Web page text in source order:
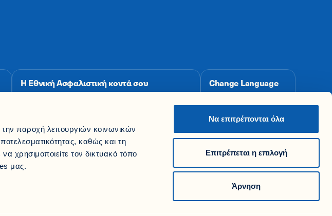
παροχή λειτουργιών κοινωνικών
καθώς και τη
χρησιμοποιείτε τον δικτυακό τόπο
μας.
Να επιτρέπονται όλα
Επιτρέπεται η επιλογή
Άρνηση
Η Εθνική Ασφαλιστική κοντά σου Change Language